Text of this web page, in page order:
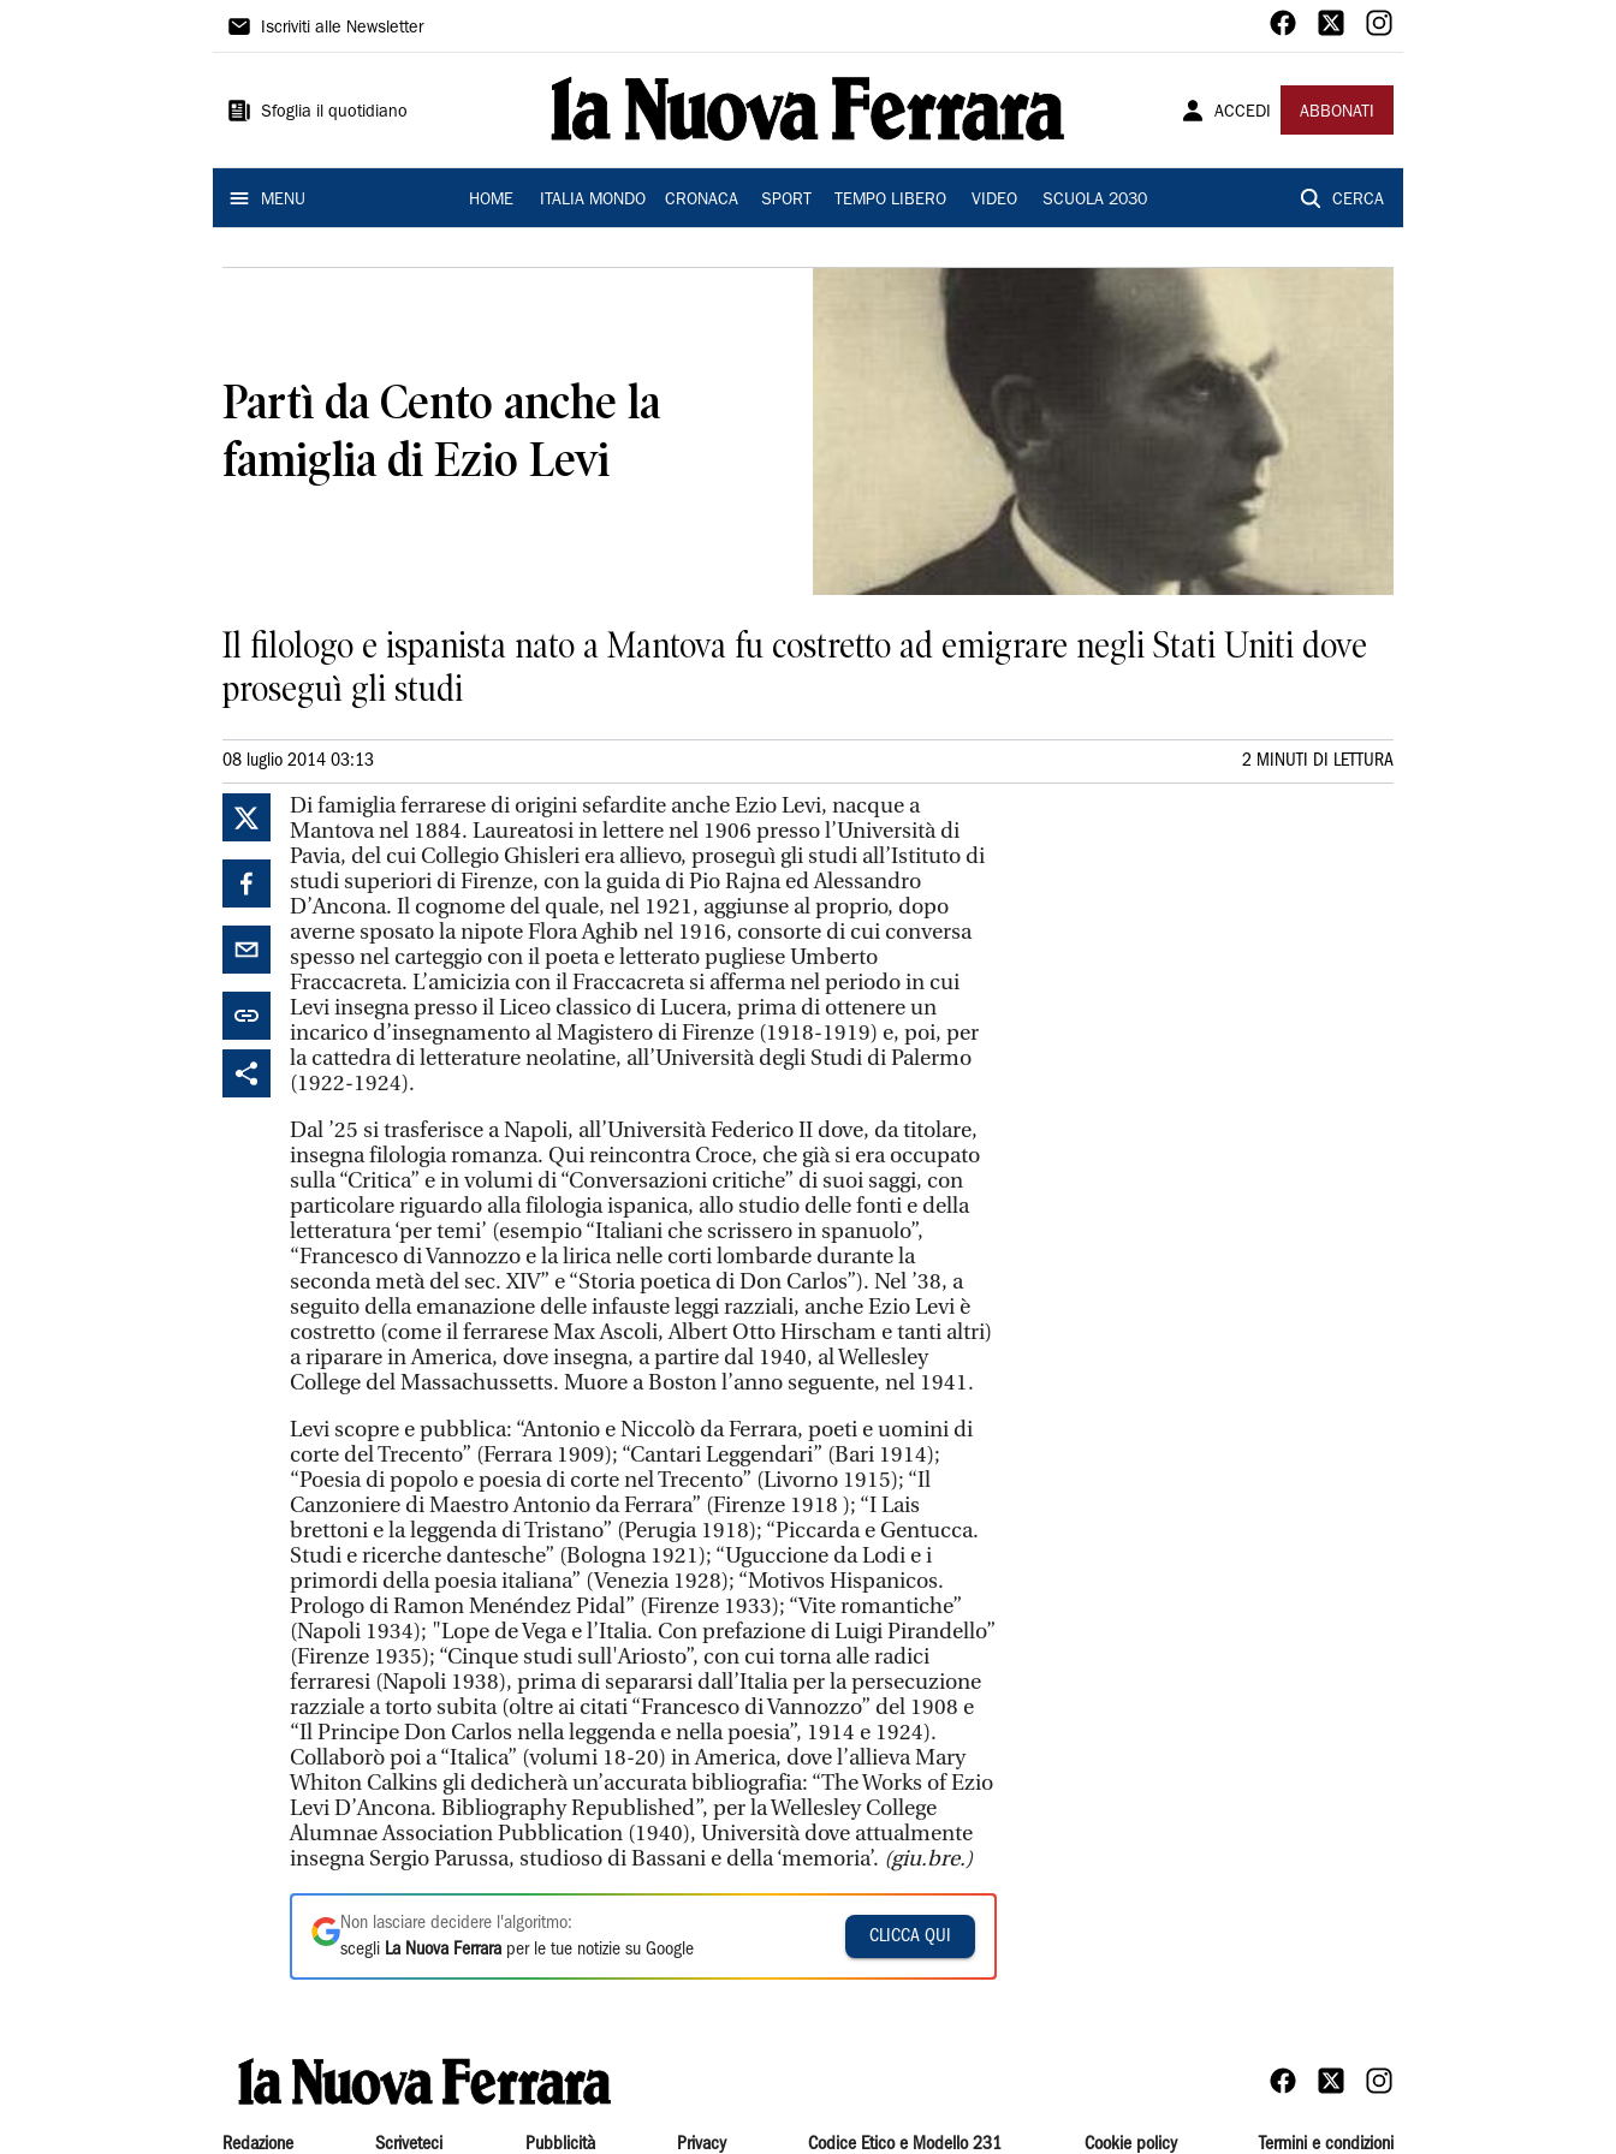
La
Ferrara
Iscriviti alle Newsletter
Sfoglia il quotidiano ACCEDI ABBONATI
MENU HOME ITALIA MONDO CRONACA SPORT TEMPO LIBERO VIDEO SCUOLA 2030 CERCA
Partì da Cento anche la
famiglia di Ezio Levi
Il filologo e ispanista nato a Mantova fu costretto ad emigrare negli Stati Uniti dove
proseguì gli studi
08 luglio 2014 03:13 2 MINUTI DI LETTURA
Di famiglia ferrarese di origini sefardite anche Ezio Levi, nacque a
Mantova nel 1884. Laureatosi in lettere nel 1906 presso l’Università di
Pavia, del cui Collegio Ghisleri era allievo, proseguì gli studi all’Istituto di
studi superiori di Firenze, con la guida di Pio Rajna ed Alessandro
D’Ancona. Il cognome del quale, nel 1921, aggiunse al proprio, dopo
averne sposato la nipote Flora Aghib nel 1916, consorte di cui conversa
spesso nel carteggio con il poeta e letterato pugliese Umberto
Fraccacreta. L’amicizia con il Fraccacreta si afferma nel periodo in cui
Levi insegna presso il Liceo classico di Lucera, prima di ottenere un
incarico d’insegnamento al Magistero di Firenze (1918-1919) e, poi, per
la cattedra di letterature neolatine, all’Università degli Studi di Palermo
(1922-1924).
Dal ’25 si trasferisce a Napoli, all’Università Federico II dove, da titolare,
insegna filologia romanza. Qui reincontra Croce, che già si era occupato
sulla “Critica” e in volumi di “Conversazioni critiche” di suoi saggi, con
particolare riguardo alla filologia ispanica, allo studio delle fonti e della
letteratura ‘per temi’ (esempio “Italiani che scrissero in spanuolo”,
“Francesco di Vannozzo e la lirica nelle corti lombarde durante la
seconda metà del sec. XIV” e “Storia poetica di Don Carlos”). Nel ’38, a
seguito della emanazione delle infauste leggi razziali, anche Ezio Levi è
costretto (come il ferrarese Max Ascoli, Albert Otto Hirscham e tanti altri)
a riparare in America, dove insegna, a partire dal 1940, al Wellesley
College del Massachussetts. Muore a Boston l’anno seguente, nel 1941.
Levi scopre e pubblica: “Antonio e Niccolò da Ferrara, poeti e uomini di
corte del Trecento” (Ferrara 1909); “Cantari Leggendari” (Bari 1914);
“Poesia di popolo e poesia di corte nel Trecento” (Livorno 1915); “Il
Canzoniere di Maestro Antonio da Ferrara” (Firenze 1918 ); “I Lais
brettoni e la leggenda di Tristano” (Perugia 1918); “Piccarda e Gentucca.
Studi e ricerche dantesche” (Bologna 1921); “Uguccione da Lodi e i
primordi della poesia italiana” (Venezia 1928); “Motivos Hispanicos.
Prologo di Ramon Menéndez Pidal” (Firenze 1933); “Vite romantiche”
(Napoli 1934); "Lope de Vega e l’Italia. Con prefazione di Luigi Pirandello”
(Firenze 1935); “Cinque studi sull'Ariosto”, con cui torna alle radici
ferraresi (Napoli 1938), prima di separarsi dall’Italia per la persecuzione
razziale a torto subita (oltre ai citati “Francesco di Vannozzo” del 1908 e
“Il Principe Don Carlos nella leggenda e nella poesia”, 1914 e 1924).
Collaborò poi a “Italica” (volumi 18-20) in America, dove l’allieva Mary
Whiton Calkins gli dedicherà un’accurata bibliografia: “The Works of Ezio
Levi D’Ancona. Bibliography Republished”, per la Wellesley College
Alumnae Association Pubblication (1940), Università dove attualmente
insegna Sergio Parussa, studioso di Bassani e della ‘memoria’. (giu.bre.)
Non lasciare decidere l'algoritmo:
scegli La Nuova Ferrara per le tue notizie su Google
CLICCA QUI
Redazione Scriveteci Pubblicità Privacy Codice Etico e Modello 231 Cookie policy Termini e condizioni